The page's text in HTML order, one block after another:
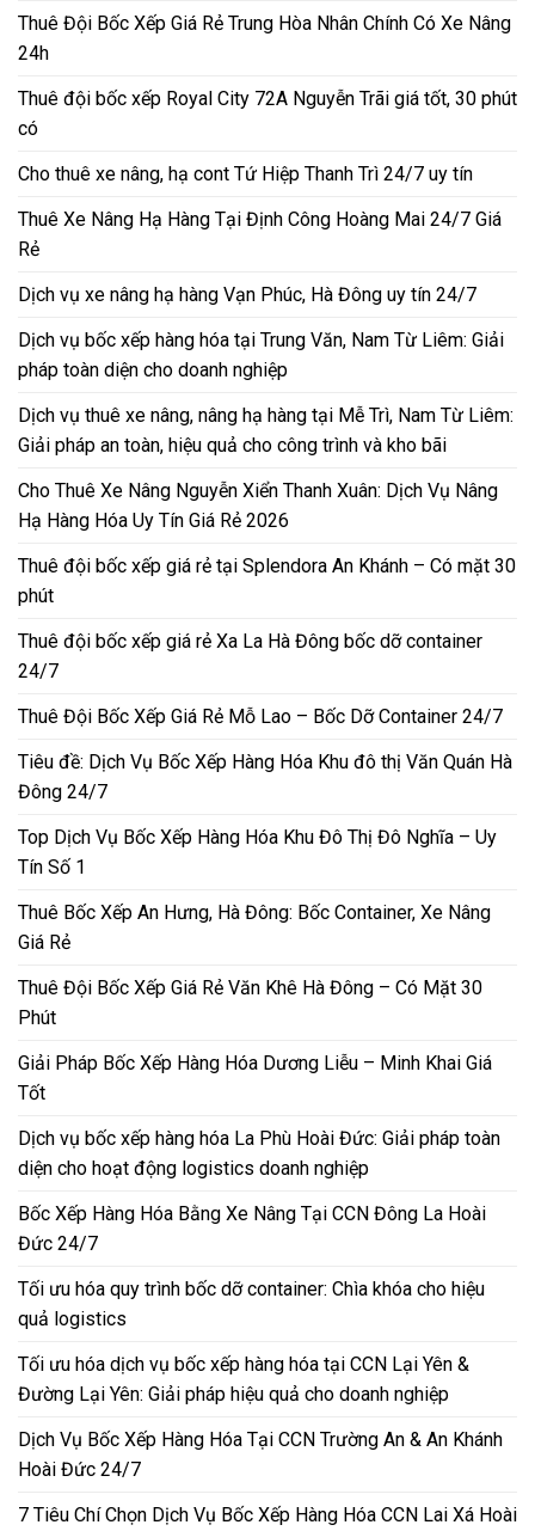
Thuê Đội Bốc Xếp Giá Rẻ Trung Hòa Nhân Chính Có Xe Nâng
24h
Thuê đội bốc xếp Royal City 72A Nguyễn Trãi giá tốt, 30 phút
có
Cho thuê xe nâng, hạ cont Tứ Hiệp Thanh Trì 24/7 uy tín
Thuê Xe Nâng Hạ Hàng Tại Định Công Hoàng Mai 24/7 Giá
Rẻ
Dịch vụ xe nâng hạ hàng Vạn Phúc, Hà Đông uy tín 24/7
Dịch vụ bốc xếp hàng hóa tại Trung Văn, Nam Từ Liêm: Giải
pháp toàn diện cho doanh nghiệp
Dịch vụ thuê xe nâng, nâng hạ hàng tại Mễ Trì, Nam Từ Liêm:
Giải pháp an toàn, hiệu quả cho công trình và kho bãi
Cho Thuê Xe Nâng Nguyễn Xiển Thanh Xuân: Dịch Vụ Nâng
Hạ Hàng Hóa Uy Tín Giá Rẻ 2026
Thuê đội bốc xếp giá rẻ tại Splendora An Khánh – Có mặt 30
phút
Thuê đội bốc xếp giá rẻ Xa La Hà Đông bốc dỡ container
24/7
Thuê Đội Bốc Xếp Giá Rẻ Mỗ Lao – Bốc Dỡ Container 24/7
Tiêu đề: Dịch Vụ Bốc Xếp Hàng Hóa Khu đô thị Văn Quán Hà
Đông 24/7
Top Dịch Vụ Bốc Xếp Hàng Hóa Khu Đô Thị Đô Nghĩa – Uy
Tín Số 1
Thuê Bốc Xếp An Hưng, Hà Đông: Bốc Container, Xe Nâng
Giá Rẻ
Thuê Đội Bốc Xếp Giá Rẻ Văn Khê Hà Đông – Có Mặt 30
Phút
Giải Pháp Bốc Xếp Hàng Hóa Dương Liễu – Minh Khai Giá
Tốt
Dịch vụ bốc xếp hàng hóa La Phù Hoài Đức: Giải pháp toàn
diện cho hoạt động logistics doanh nghiệp
Bốc Xếp Hàng Hóa Bằng Xe Nâng Tại CCN Đông La Hoài
Đức 24/7
Tối ưu hóa quy trình bốc dỡ container: Chìa khóa cho hiệu
quả logistics
Tối ưu hóa dịch vụ bốc xếp hàng hóa tại CCN Lại Yên &
Đường Lại Yên: Giải pháp hiệu quả cho doanh nghiệp
Dịch Vụ Bốc Xếp Hàng Hóa Tại CCN Trường An & An Khánh
Hoài Đức 24/7
7 Tiêu Chí Chọn Dịch Vụ Bốc Xếp Hàng Hóa CCN Lai Xá Hoài